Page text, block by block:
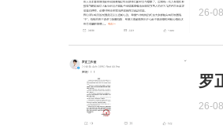
26-
罗
26-